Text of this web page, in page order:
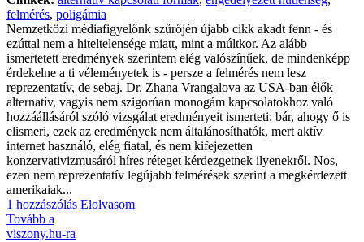
felmérés, poligámia
Nemzetközi médiafigyelőnk szűrőjén újabb cikk akadt fenn - és
ezúttal nem a hiteltelensége miatt, mint a múltkor. Az alább
ismertetett eredmények szerintem elég valószínűek, de mindenképp
érdekelne a ti véleményetek is - persze a felmérés nem lesz
reprezentatív, de sebaj. Dr. Zhana Vrangalova az USA-ban élők
alternatív, vagyis nem szigorúan monogám kapcsolatokhoz való
hozzáállásáról szóló vizsgálat eredményeit ismerteti: bár, ahogy ő is
elismeri, ezek az eredmények nem általánosíthatók, mert aktív
internet használó, elég fiatal, és nem kifejezetten
konzervativizmusáról híres réteget kérdezgetnek ilyenekről. Nos,
ezen nem reprezentatív legújabb felmérések szerint a megkérdezett
amerikaiak...
1 hozzászólás Elolvasom
Tovább a
viszony.hu-ra